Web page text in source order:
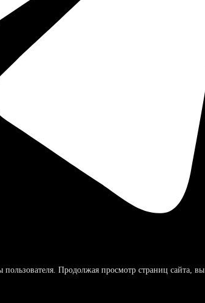
Продолжая просмотр страниц сайта, вы